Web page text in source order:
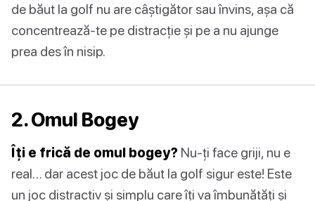
de băut la golf nu are câștigător sau învins, așa că
concentrează-te pe distracție și pe a nu ajunge
prea des în nisip.
2. Omul Bogey
Îți e frică de omul bogey? Nu-ți face griji, nu e
real… dar acest joc de băut la golf sigur este! Este
un joc distractiv și simplu care îți va îmbunătăți și